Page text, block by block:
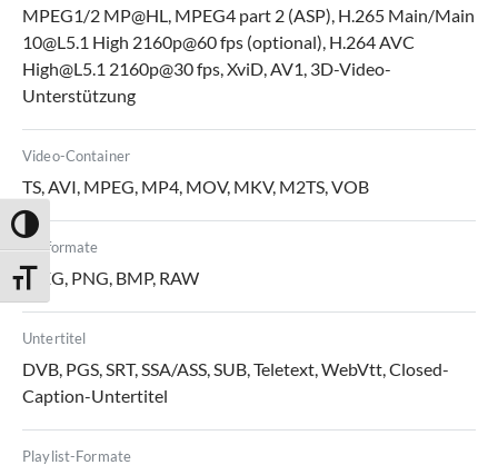
Umschalten auf hohe Kontraste
Schrift vergrößern
MPEG1/2 MP@HL, MPEG4 part 2 (ASP), H.265 Main/Main
10@L5.1 High 2160p@60 fps (optional), H.264 AVC
High@L5.1 2160p@30 fps, XviD, AV1, 3D-Video-
Unterstützung
Video-Container
TS, AVI, MPEG, MP4, MOV, MKV, M2TS, VOB
Bildformate
JPEG, PNG, BMP, RAW
Untertitel
DVB, PGS, SRT, SSA/ASS, SUB, Teletext, WebVtt, Closed-
Caption-Untertitel
Playlist-Formate